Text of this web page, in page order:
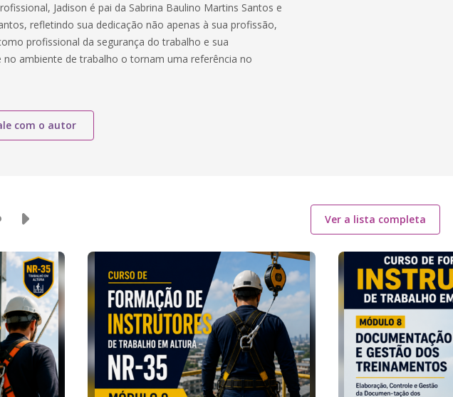
Jadison é pai da Sabrina Baulino Martins Santos e
refletindo sua dedicação não apenas à sua profissão,
profissional da segurança do trabalho e sua
no ambiente de trabalho o tornam uma referência no
com o autor
Ver a lista completa